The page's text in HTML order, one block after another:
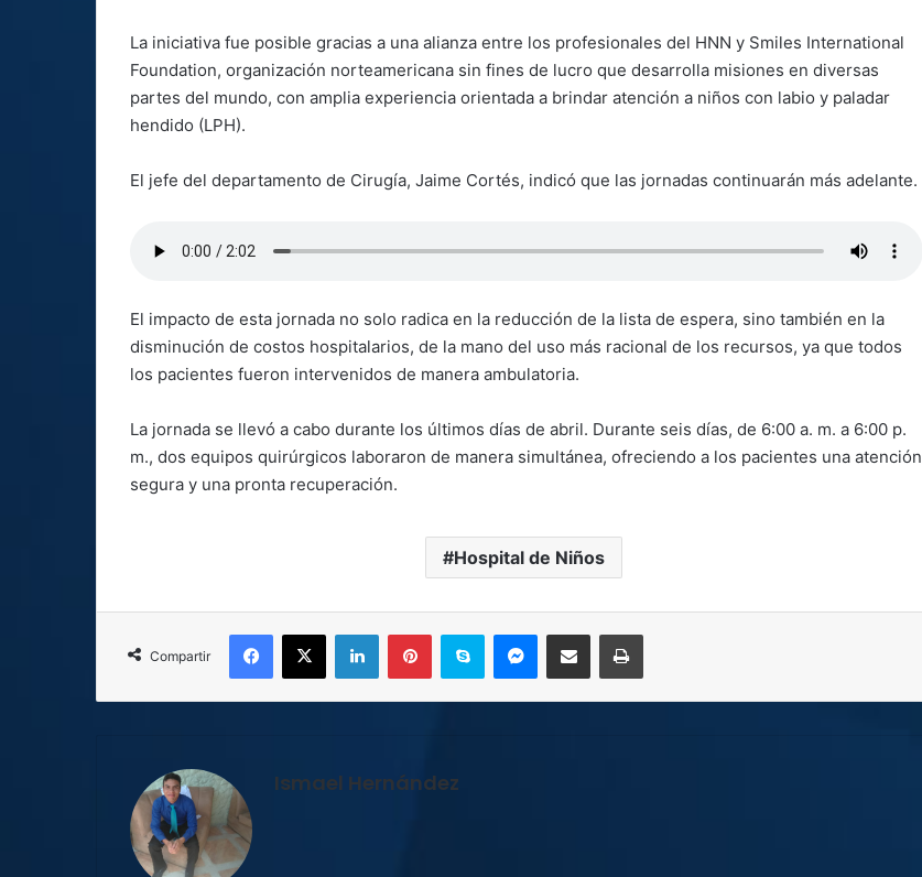
La iniciativa fue posible gracias a una alianza entre los profesionales del HNN y Smiles International
Foundation, organización norteamericana sin fines de lucro que desarrolla misiones en diversas
partes del mundo, con amplia experiencia orientada a brindar atención a niños con labio y paladar
hendido (LPH).
El jefe del departamento de Cirugía, Jaime Cortés, indicó que las jornadas continuarán más adelante.
El impacto de esta jornada no solo radica en la reducción de la lista de espera, sino también en la
disminución de costos hospitalarios, de la mano del uso más racional de los recursos, ya que todos
los pacientes fueron intervenidos de manera ambulatoria.
La jornada se llevó a cabo durante los últimos días de abril. Durante seis días, de 6:00 a. m. a 6:00 p.
m., dos equipos quirúrgicos laboraron de manera simultánea, ofreciendo a los pacientes una atención
segura y una pronta recuperación.
Hospital de Niños
Compartir
Facebook
X LinkedInPinterestSkype MessengerCompartir por correo electrónicoImprimir
Ismael Hernández